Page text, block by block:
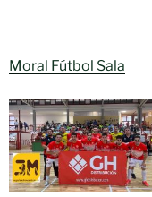
Moral Fútbol Sala